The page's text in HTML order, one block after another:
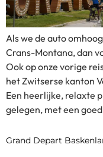
Als we de auto
Crans-Montana, dan
Ook op onze vorige
het Zwitserse kanton
Een heerlijke, relaxte
gelegen, met een
Grand Depart